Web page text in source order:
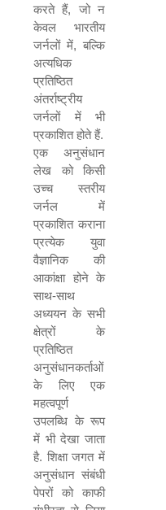
करते हैं, जो न
केवल भारतीय
जर्नलों में, बल्कि
अत्यधिक
प्रतिष्ठित
अंतर्राष्ट्रीय
जर्नलों में भी
प्रकाशित होते हैं.
एक अनुसंधान
लेख को किसी
उच्च स्तरीय
जर्नल में
प्रकाशित कराना
प्रत्येक युवा
वैज्ञानिक की
आकांक्षा होने के
साथ-साथ
अध्ययन के सभी
क्षेत्रों के
प्रतिष्ठित
अनुसंधानकर्ताओं
के लिए एक
महत्वपूर्ण
उपलब्धि के रूप
में भी देखा जाता
है. शिक्षा जगत में
अनुसंधान संबंधी
पेपरों को काफी